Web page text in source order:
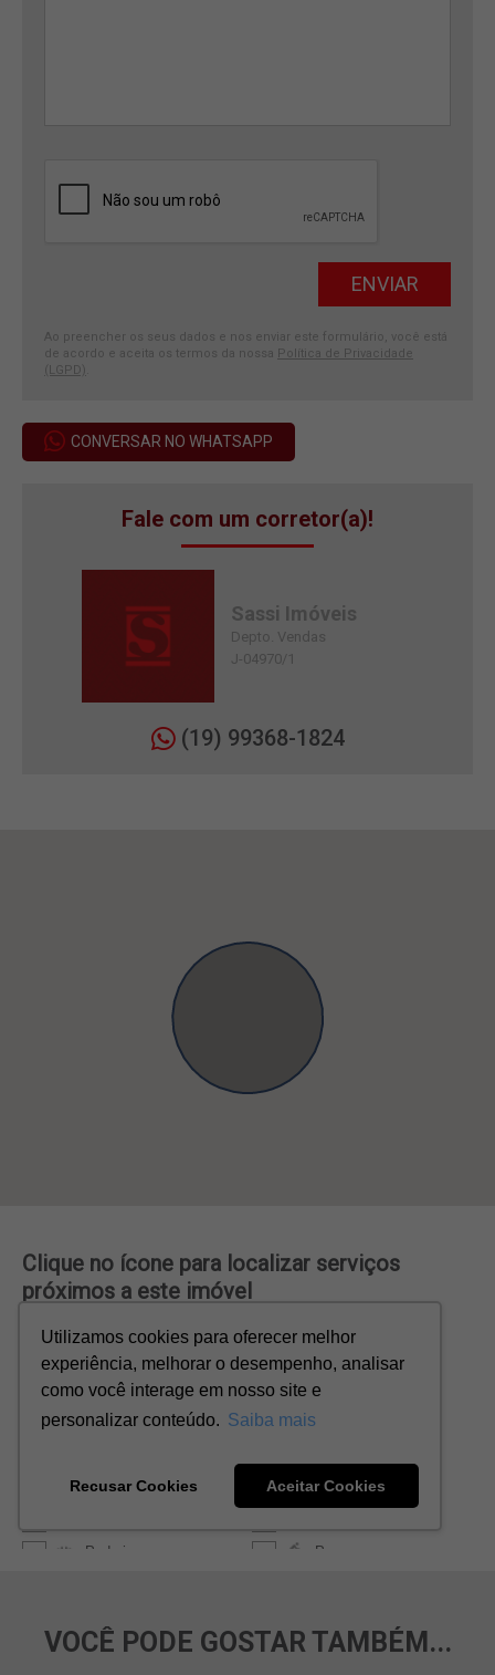
Ao preencher os seus dados e nos enviar este formulário, você está
de acordo e aceita os termos da nossa Política de Privacidade
(LGPD)
CONVERSAR NO WHATSAPP
Fale com um corretor(a)!
Sassi Imóveis
Depto. Vendas
J-04970/1
(19) 99368-1824
VOCÊ PODE GOSTAR TAMBÉM...